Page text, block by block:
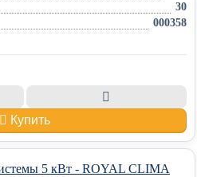
30
000358
Купить